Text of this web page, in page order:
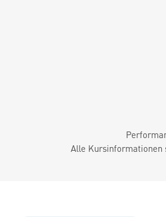
Alle Kursinformationen